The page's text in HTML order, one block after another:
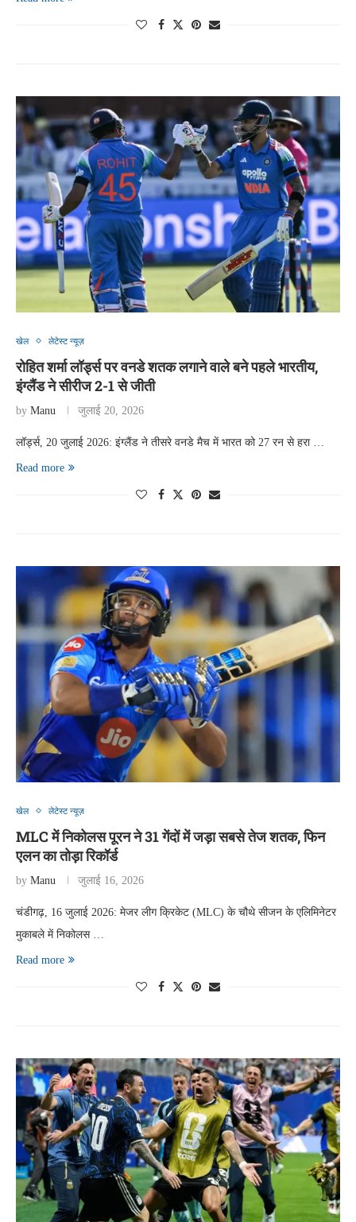
खेल लेटेस्ट न्यूज़
रोहित शर्मा लॉर्ड्स पर वनडे शतक लगाने वाले बने पहले भारतीय,
इंग्लैंड ने सीरीज 2-1 से जीती
by Manu जुलाई 20, 2026
लॉर्ड्स, 20 जुलाई 2026: इंग्लैंड ने तीसरे वनडे मैच में भारत को 27 रन से हरा …
Read more
खेल लेटेस्ट न्यूज़
MLC में निकोलस पूरन ने 31 गेंदों में जड़ा सबसे तेज शतक, फिन
एलन का तोड़ा रिकॉर्ड
by Manu जुलाई 16, 2026
चंडीगढ़, 16 जुलाई 2026: मेजर लीग क्रिकेट (MLC) के चौथे सीजन के एलिमिनेटर
मुकाबले में निकोलस …
Read more